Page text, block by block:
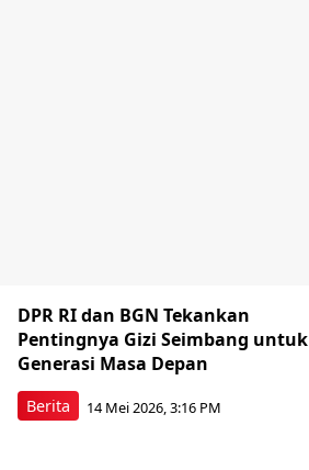
Berita
DPR RI dan BGN Tekankan
Pentingnya Gizi Seimbang untuk
Generasi Masa Depan
14 Mei 2026, 3:16 PM